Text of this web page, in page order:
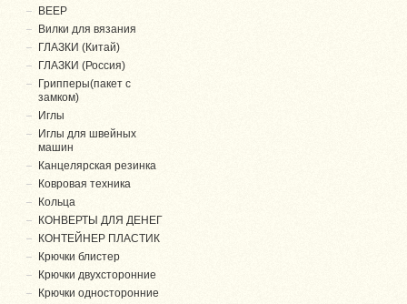
ВЕЕР
Вилки для вязания
ГЛАЗКИ (Китай)
ГЛАЗКИ (Россия)
Грипперы(пакет с
замком)
Иглы
Иглы для швейных
машин
Канцелярская резинка
Ковровая техника
Кольца
КОНВЕРТЫ ДЛЯ ДЕНЕГ
КОНТЕЙНЕР ПЛАСТИК
Крючки блистер
Крючки двухсторонние
Крючки односторонние